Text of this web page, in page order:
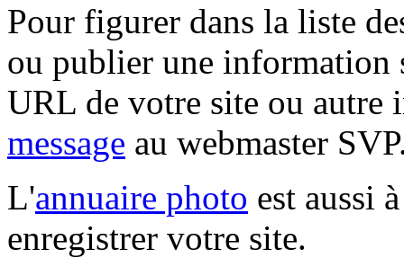
Pour figurer dans la liste
ou publier une information
URL de votre site ou autre
message au webmaster
L'annuaire photo est aussi
enregistrer votre site.